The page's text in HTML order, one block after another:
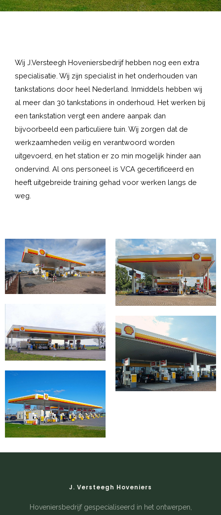
Wij J.Versteegh Hoveniersbedrijf hebben nog een extra
specialisatie. Wij zijn specialist in het onderhouden van
tankstations door heel Nederland. Inmiddels hebben wij
al meer dan 30 tankstations in onderhoud. Het werken bij
een tankstation vergt een andere aanpak dan
bijvoorbeeld een particuliere tuin. Wij zorgen dat de
werkzaamheden veilig en verantwoord worden
uitgevoerd, en het station er zo min mogelijk hinder aan
ondervind. Al ons personeel is VCA gecertificeerd en
heeft uitgebreide training gehad voor werken langs de
weg.
J. Versteegh Hoveniers
Hoveniersbedrijf gespecialiseerd in het ontwerpen,